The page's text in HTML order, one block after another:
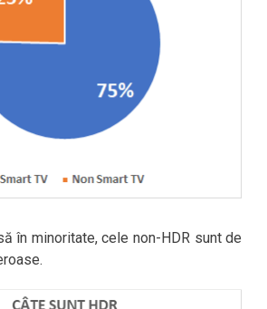
în minoritate, cele non-HDR sunt de